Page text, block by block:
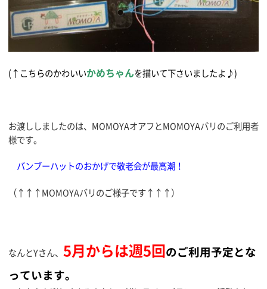
(↑こちらのかわいいかめちゃんを描いて下さいましたよ♪)
お渡ししましたのは、MOMOYAオアフとMOMOYAバリのご利用者
様です。
バンブーハットのおかげで敬老会が最高潮！
（↑↑↑MOMOYAバリのご様子です↑↑↑）
なんとYさん、 5月からは週5回のご利用予定とな
っています。